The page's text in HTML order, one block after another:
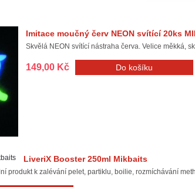
Imitace moučný červ NEON svítící 20ks
Skvělá NEON svítící nástraha červa. Velice měkká,
149,00 Kč
LiveriX Booster 250ml Mikbaits
produkt k zalévání pelet, partiklu, boilie, rozmíchávání